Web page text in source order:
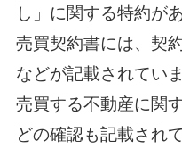
し」に関する特約が
売買契約書には、契
などが記載されていま
売買する不動産に関
どの確認も記載され